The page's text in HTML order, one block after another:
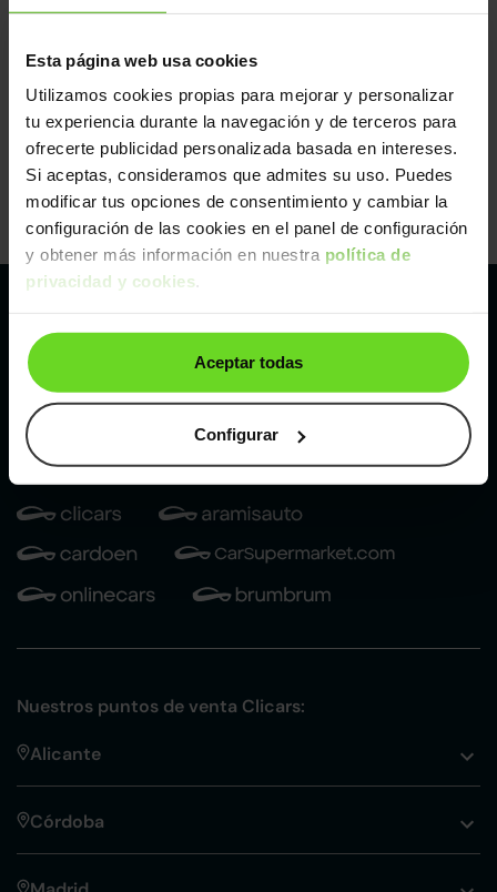
Esta página web usa cookies
Utilizamos cookies propias para mejorar y personalizar
tu experiencia durante la navegación y de terceros para
ofrecerte publicidad personalizada basada en intereses.
Si aceptas, consideramos que admites su uso. Puedes
modificar tus opciones de consentimiento y cambiar la
configuración de las cookies en el panel de configuración
y obtener más información en nuestra política de
privacidad y cookies.
Aceptar todas
Configurar
Pertenecemos al líder europeo de
compraventa de coches online
Con sede en: España, Francia, Bélgica, Reino Unido, Austria
e Italia.
¡Vendemos 1 coche por minuto!
Nuestros puntos de venta Clicars:
Alicante
Córdoba